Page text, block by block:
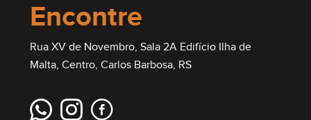
Encontre
Rua XV de Novembro, Sala 2A Edifício Ilha de
Malta, Centro, Carlos Barbosa, RS